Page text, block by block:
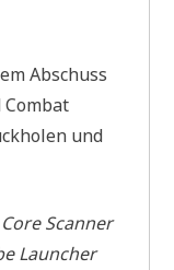
Abschuss
Combat
und
Scanner
Launcher